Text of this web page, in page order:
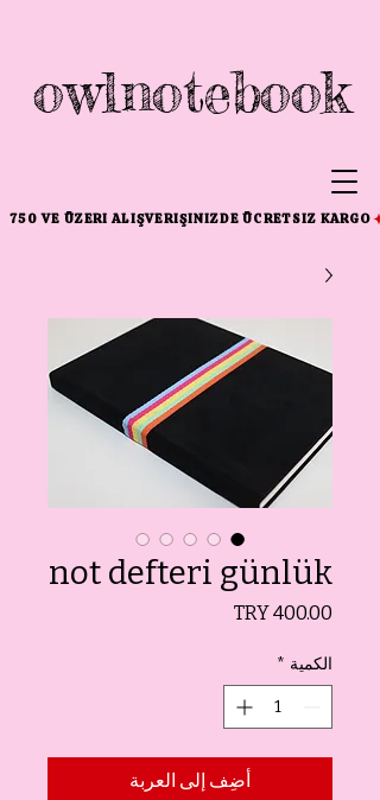
750 VE ÜZERI ALIŞVERIŞINIZDE ÜCRETSIZ KARGO
owlnotebook
not defteri günlük
السعر
الكمية *
أضِف إلى العربة